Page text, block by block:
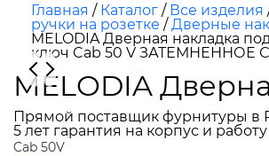
Главная / Каталог / Все изделия
ручки на розетке /Дверные
MELODIA Дверная накладка
ключ Cab 50 V ЗАТЕМНЕННОЕ
MELODIA
Прямой поставщик фурнитуры в
5 лет гарантия на корпус и
Cab 50V